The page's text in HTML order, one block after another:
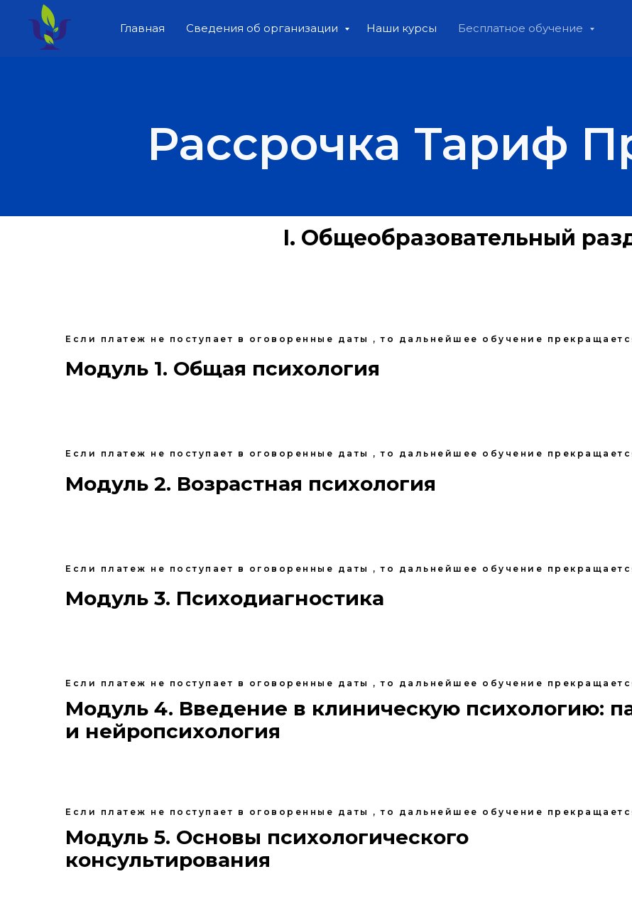
Главная Сведения об организации Наши курсы Бесплатное обучение
Рассрочка Тариф
I. Общеобразовательный
Если платеж не поступает в оговоренные даты , то дальнейшее обучение
Модуль 1. Общая психология
Если платеж не поступает в оговоренные даты , то дальнейшее обучение
Модуль 2. Возрастная психология
Если платеж не поступает в оговоренные даты , то дальнейшее обучение
Модуль 3. Психодиагностика
Если платеж не поступает в оговоренные даты , то дальнейшее обучение
Модуль 4. Введение в клиническую психологию:
и нейропсихология
Если платеж не поступает в оговоренные даты , то дальнейшее обучение
Модуль 5. Основы психологического
консультирования